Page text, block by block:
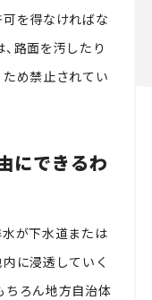
を得なければな
路面を汚したり
め禁止されてい
にできるわ
が下水道または
に浸透していく
ちろん地方自治体